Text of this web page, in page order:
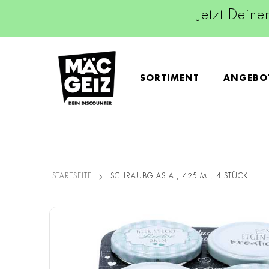
Jetzt
SORTIMENT
STARTSEITE SCHRAUBGLAS A', 425 ML, 4 STÜCK
Zum